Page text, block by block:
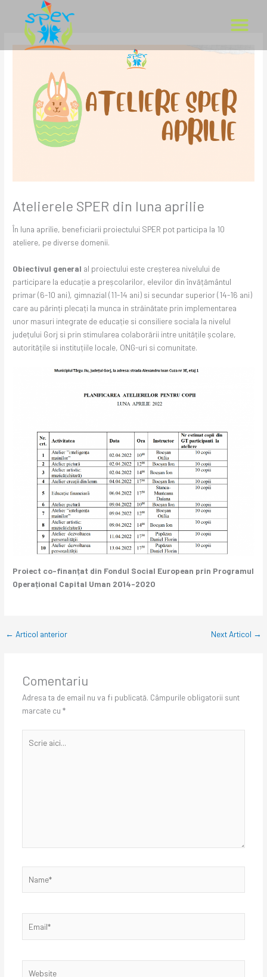
content
Atelierele SPER din luna aprilie
În luna aprilie, beneficiarii proiectului SPER pot participa la 10
ateliere, pe diverse domenii.
Obiectivul general al proiectului este creșterea nivelului de
participare la educație a preșcolarilor, elevilor din învățământul
primar (6-10 ani), gimnazial (11-14 ani) si secundar superior (14-16 ani)
care au părinți plecați la munca in străinătate prin implementarea
unor masuri integrate de educație si consiliere sociala la nivelul
județului Gorj si prin stimularea colaborării intre unitățile școlare,
autoritățile si instituțiile locale, ONG-uri si comunitate.
Proiect co-finanțat din Fondul Social European prin Programul
Operațional Capital Uman 2014-2020
← Articol anterior Next Articol →
Comentariu
Adresa ta de email nu va fi publicată. Câmpurile obligatorii sunt
marcate cu *
aici...